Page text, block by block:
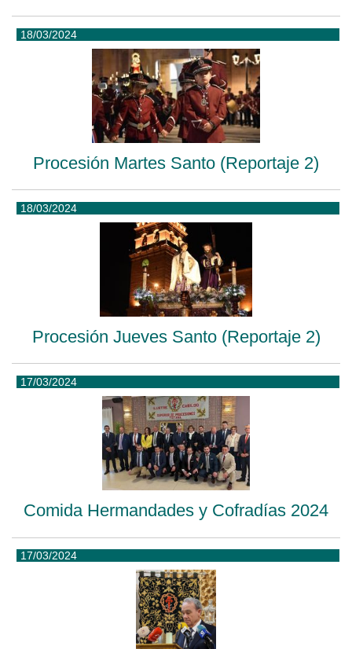
18/03/2024
Procesión Martes Santo (Reportaje 2)
18/03/2024
Procesión Jueves Santo (Reportaje 2)
17/03/2024
Comida Hermandades y Cofradías 2024
17/03/2024